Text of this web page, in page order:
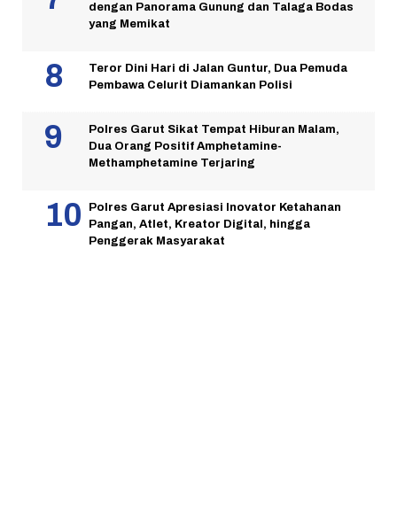
dengan Panorama Gunung dan Talaga Bodas
yang Memikat
Teror Dini Hari di Jalan Guntur, Dua Pemuda
Pembawa Celurit Diamankan Polisi
Polres Garut Sikat Tempat Hiburan Malam,
Dua Orang Positif Amphetamine-
Methamphetamine Terjaring
Polres Garut Apresiasi Inovator Ketahanan
Pangan, Atlet, Kreator Digital, hingga
Penggerak Masyarakat